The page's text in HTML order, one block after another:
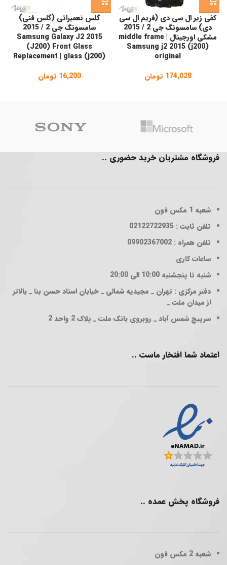
کفی زیر ال سی دی (فریم ال سی
دی) سامسونگ جی 2 / 2015
مشکی اورجینال | middle frame
Samsung j2 2015 (j200)
original
174,028 تومان
گلس تعمیراتی (گلس فنی)
سامسونگ جی 2 / 2015
Samsung Galaxy J2 2015
(J200) Front Glass
Replacement | glass (j200)
16,200 تومان
فروشگاه مشتریان خرید حضوری ..
شعبه 1
مکس فون
تلفن ثابت : 02122722935
تلفن همراه : 09902367002
ساعات کاری
شنبه تا پنجشنبه 10:00 الی 20:00
دفتر مرکزی : تهران _ مجیدیه شمالی _ خیابان استاد حسن بنا _ بالاتر
از میدان ملت _
سرپیچ شمس آباد _ روبروی بانک ملت _ پلاک 2 واحد 2
اعتماد شما افتخار ماست ..
فروشگاه پخش عمده ..
شعبه 2
مکس فون